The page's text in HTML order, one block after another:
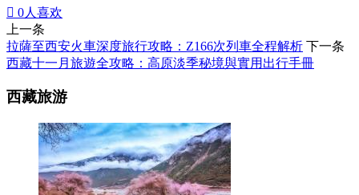
 0人喜欢
上一条
拉薩至西安火車深度旅行攻略：Z166次列車全程解析 下一条
西藏十一月旅遊全攻略：高原淡季秘境與實用出行手冊
西藏旅游